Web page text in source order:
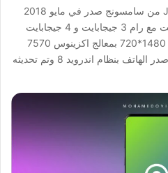
هاتف جلاكسي j6 احد هواتف فئه J من سامسونج صدر في مايو 2018
بذاكره 32 جيجابايت و 64 جيجابايت مع رام 3 جيجابايت و 4 جيجابايت
وجاء ايضا بشاشه 5.6 بوصه بدقه 1480*720 بمعالج اكزينوس 7570
وبطاريه بسعه 3000 ملي امبير، صدر الهاتف بنظام اندرويد 8 وتم تحديثه